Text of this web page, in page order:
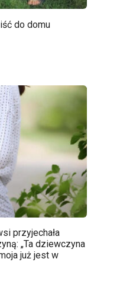
do domu
przyjechała
„Ta dziewczyna
już jest w